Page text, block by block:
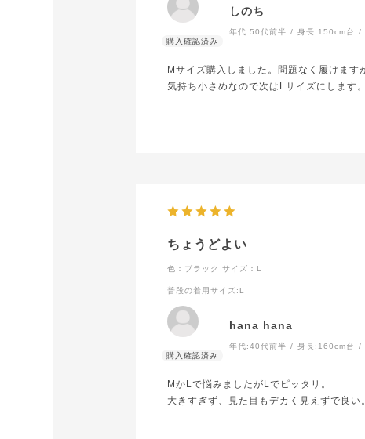
しのち
年代:50代前半 身長: 150cm台
Mサイズ購入しました。問題なく履けます
気持ち小さめなので次はLサイズにします。
ちょうどよい
色：ブラック サイズ：L
普段の着用サイズ:L
hana hana
年代:40代前半 身長: 160cm台
MかLで悩みましたがLでピッタリ。
大きすぎず、見た目もデカく見えずで良い